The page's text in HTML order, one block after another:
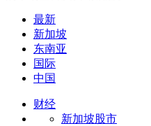
最新
新加坡
东南亚
国际
中国
财经
新加坡股市